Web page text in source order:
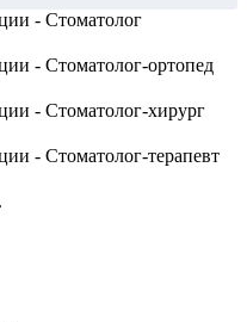
- Стоматолог
- Стоматолог-ортопед
- Стоматолог-хирург
- Стоматолог-терапевт